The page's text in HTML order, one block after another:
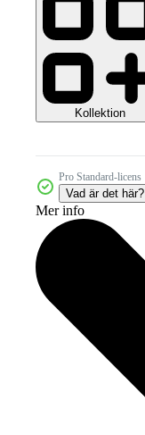
Kollektion
Pro Standard-licens
Vad är det här?
Mer info